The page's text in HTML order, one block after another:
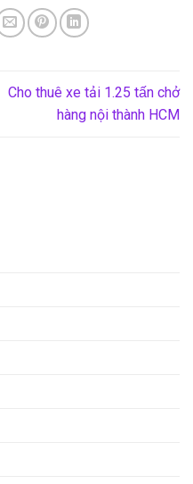
Cho thuê xe tải 1.25 tấn chở
hàng nội thành HCM